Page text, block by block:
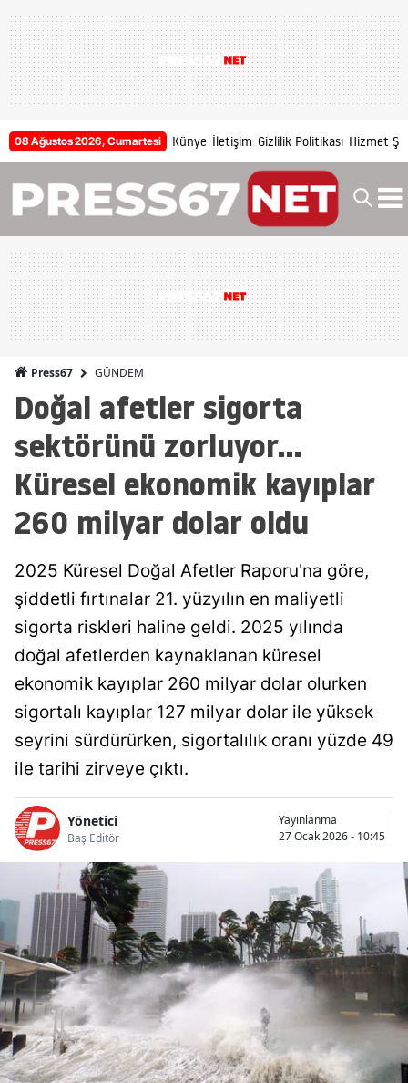
08 Ağustos 2026, Cumartesi Künye İletişim Gizlilik Politikası Hizmet
Press67 GÜNDEM
Doğal afetler sigorta
sektörünü zorluyor...
Küresel ekonomik kayıplar
260 milyar dolar oldu
2025 Küresel Doğal Afetler Raporu'na göre,
şiddetli fırtınalar 21. yüzyılın en maliyetli
sigorta riskleri haline geldi. 2025 yılında
doğal afetlerden kaynaklanan küresel
ekonomik kayıplar 260 milyar dolar olurken
sigortalı kayıplar 127 milyar dolar ile yüksek
seyrini sürdürürken, sigortalılık oranı yüzde 49
ile tarihi zirveye çıktı.
Yönetici
Baş Editör
Yayınlanma
27 Ocak 2026 - 10:45